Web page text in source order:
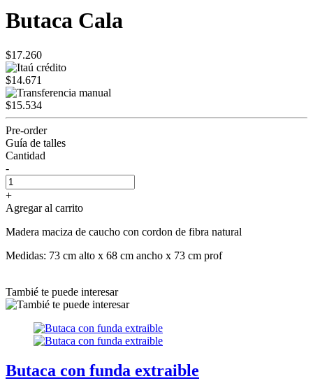
Butaca Cala
$17.260
$14.671
$15.534
Pre-order
Guía de talles
Cantidad
-
+
Agregar al carrito
Madera maciza de caucho con cordon de fibra natural
Medidas: 73 cm alto x 68 cm ancho x 73 cm prof
Tambié te puede interesar
Butaca con funda extraible